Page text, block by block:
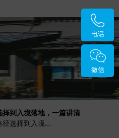
到入境落地，一篇讲清
选择到入境...
电话
微信